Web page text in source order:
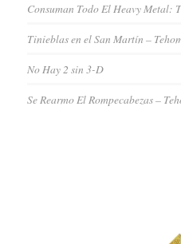
Consuman Todo El Heavy Metal:
Tinieblas en el San Martín –
No Hay 2 sin 3-D
Se Rearmo El Rompecabezas –